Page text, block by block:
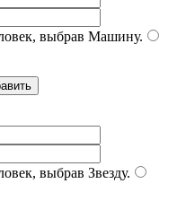
выбрав Машину.
выбрав Звезду.